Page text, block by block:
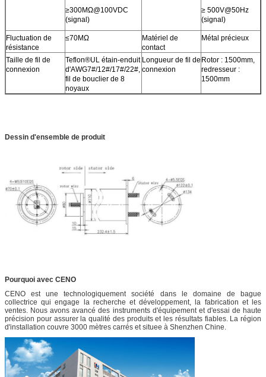
≥300MΩ@100VDC
(signal)
≥ 500V@50Hz
(signal)
Fluctuation de
résistance
≤70MΩ
Matériel de
contact
Métal précieux
Taille de fil de
connexion
Teflon®UL étain-enduit
d'AWG7#/12#/17#/22#,
fil de bouclier de 8
noyaux
Longueur de fil de
connexion
Rotor : 1500mm,
redresseur :
1500mm
Dessin d'ensemble de produit
Pourquoi avec CENO
CENO est une technologiquement société dans le domaine de bague
collectrice qui engage la recherche et développement, la fabrication et les
ventes. Nous avons avancé des instruments d'équipement et d'essai de haute
précision pour assurer la qualité des produits et les résultats fiables. La région
d'installation couvre 3000 mètres carrés et situee à Shenzhen Chine.